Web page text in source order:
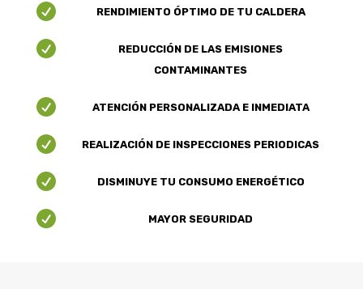
 RENDIMIENTO ÓPTIMO DE TU CALDERA

REDUCCIÓN DE LAS EMISIONES
CONTAMINANTES
 ATENCIÓN PERSONALIZADA E INMEDIATA
 REALIZACIÓN DE INSPECCIONES PERIODICAS
 DISMINUYE TU CONSUMO ENERGÉTICO
 MAYOR SEGURIDAD